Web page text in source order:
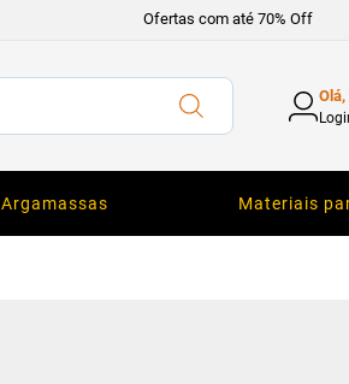
Ofertas com até 70% Off
Argamassas Materiais